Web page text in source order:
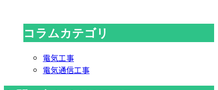
コラムカテゴリ
電気工事
電気通信工事